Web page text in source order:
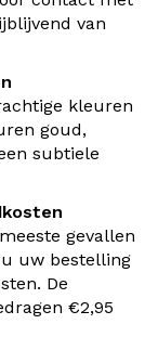
van
kleuren
goud,
subtiele
gevallen
uw bestelling
De
€2,95